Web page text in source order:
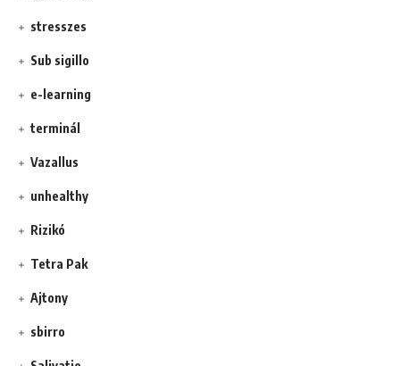
stresszes
Sub sigillo
e-learning
terminál
Vazallus
unhealthy
Rizikó
Tetra Pak
Ajtony
sbirro